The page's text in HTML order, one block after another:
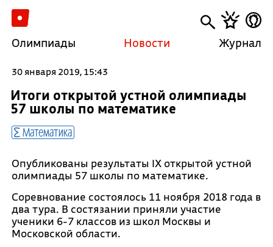
Олимпиады Новости Журнал
30 января 2019, 15:43
Итоги открытой устной олимпиады
57 школы по математике
Математика
Опубликованы результаты IX открытой устной
олимпиады 57 школы по математике.
Соревнование состоялось 11 ноября 2018 года в
два тура. В состязании приняли участие
ученики 6-7 классов из школ Москвы и
Московской области.